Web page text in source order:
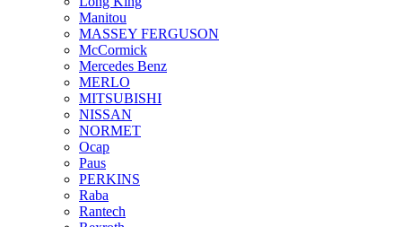
Manitou
MASSEY FERGUSON
McCormick
Mercedes Benz
MERLO
MITSUBISHI
NISSAN
NORMET
Ocap
Paus
PERKINS
Raba
Rantech